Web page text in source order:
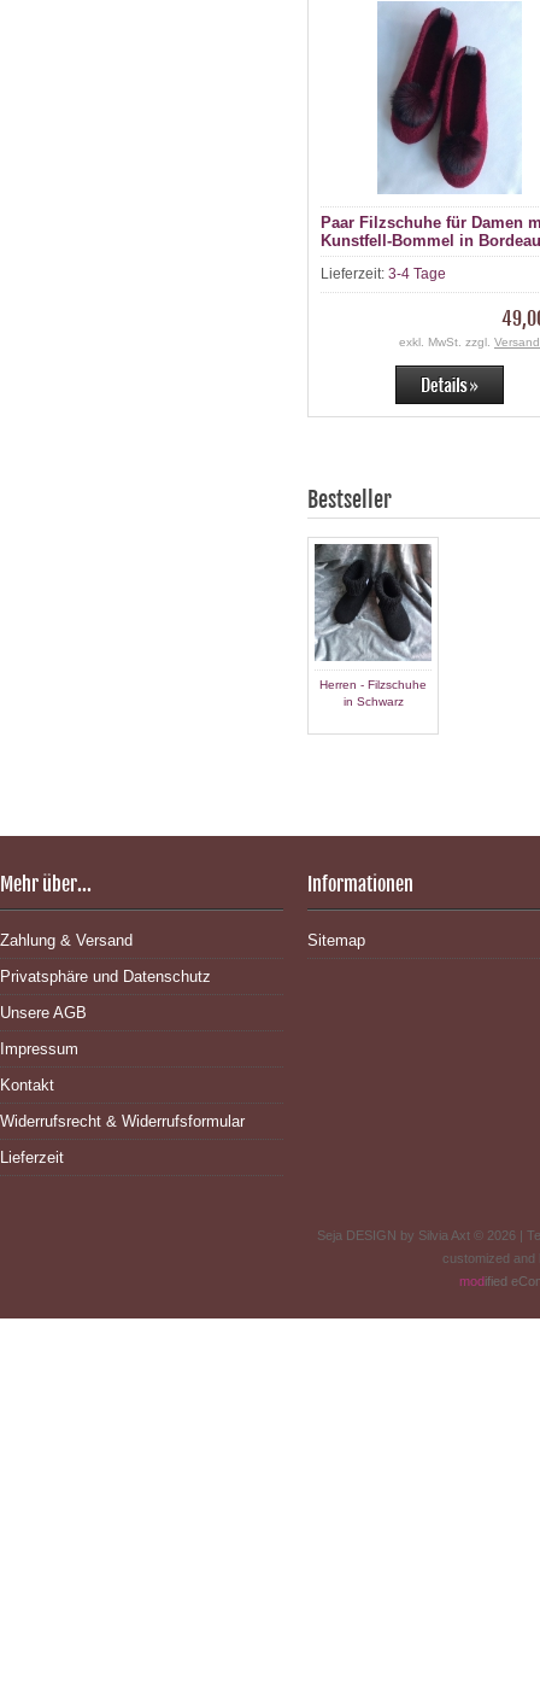
Paar Filzschuhe für Damen
Kunstfell-Bommel in
Lieferzeit: 3-4 Tage
exkl. MwSt. zzgl.
Bestseller
Herren - Filzschuhe
in Schwarz
Mehr über...
Zahlung & Versand
Privatsphäre und Datenschutz
Unsere AGB
Impressum
Kontakt
Widerrufsrecht & Widerrufsformular
Lieferzeit
Informationen
Sitemap
Seja DESIGN by Silvia Axt © 2026 |
customized
modified